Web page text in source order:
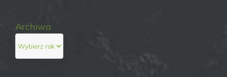
Archiwa